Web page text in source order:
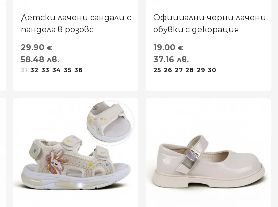
Детски лачени сандали с
пандела в розово
29.90€
58.48 лв.
31 32 33 34 35 36
Oфициални черни лачени
обувки с декорация
19.00€
37.16 лв.
25 26 27 28 29 30